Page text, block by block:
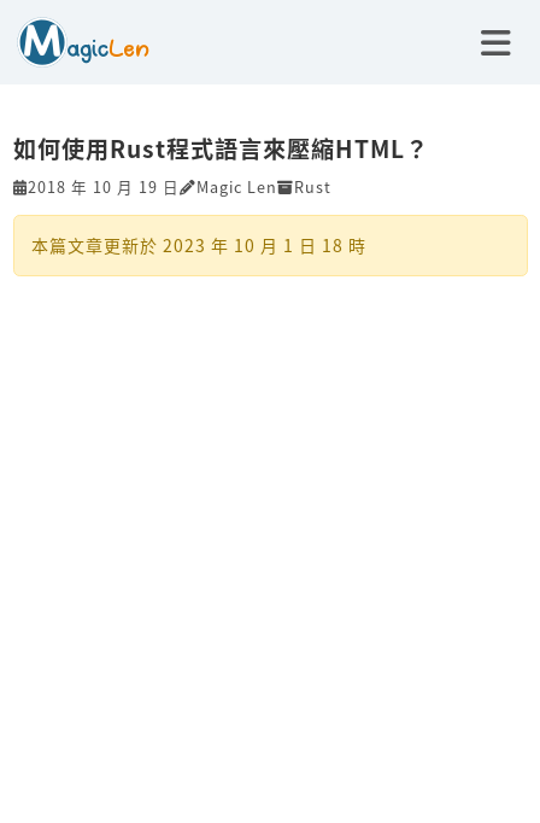
如何使用Rust程式語言來壓縮HTML？
2018 年 10 月 19 日 Magic Len Rust
本篇文章更新於 2023 年 10 月 1 日 18 時